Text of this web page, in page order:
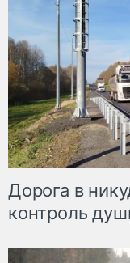
Дорога в
контроль